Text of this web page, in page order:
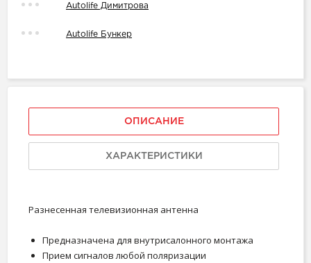
Autolife Димитрова
Autolife Бункер
ОПИСАНИЕ
ХАРАКТЕРИСТИКИ
Разнесенная телевизионная антенна
Предназначена для внутрисалонного монтажа
Прием сигналов любой поляризации